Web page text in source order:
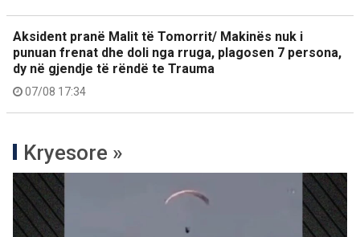
Aksident pranë Malit të Tomorrit/ Makinës nuk i
punuan frenat dhe doli nga rruga, plagosen 7 persona,
dy në gjendje të rëndë te Trauma
07/08 17:34
Kryesore »